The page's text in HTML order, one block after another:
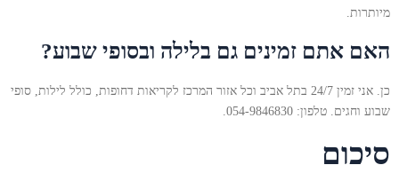
מיותרות.
האם אתם זמינים גם בלילה ובסופי שבוע?
כן. אני זמין 24/7 בתל אביב וכל אזור המרכז לקריאות דחופות, כולל לילות, סופי
שבוע וחגים. טלפון: 054-9846830.
סיכום